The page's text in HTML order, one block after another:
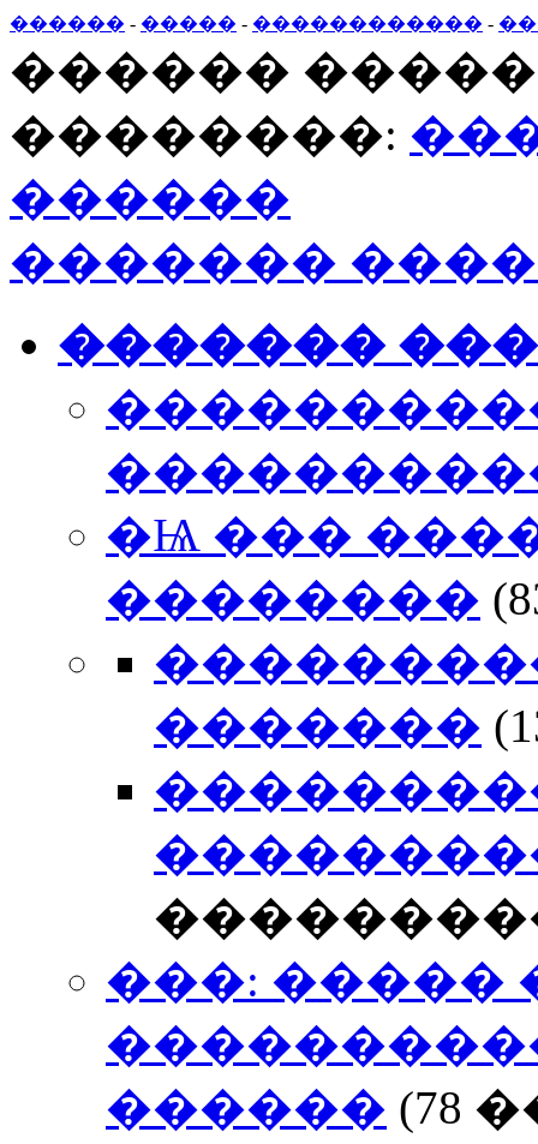
������ - ����� - ������������ -
������
��������:
������
�������
�������
�Ѩ ���
��������
�������
���: �����
������ (78